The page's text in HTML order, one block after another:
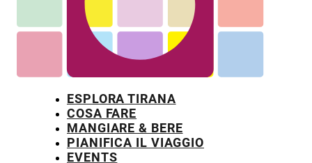
ESPLORA TIRANA
COSA FARE
MANGIARE & BERE
PIANIFICA IL VIAGGIO
EVENTS